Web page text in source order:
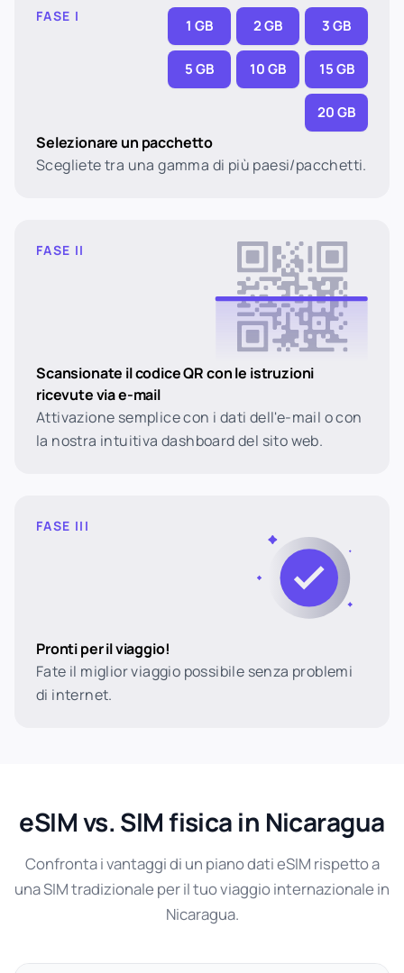
FASE I
1 GB 2 GB 3 GB
5 GB 10 GB 15 GB
20 GB
Selezionare un pacchetto
Scegliete tra una gamma di più paesi/pacchetti.
FASE II
Scansionate il codice QR con le istruzioni
ricevute via e-mail
Attivazione semplice con i dati dell'e-mail o con
la nostra intuitiva dashboard del sito web.
FASE III
Pronti per il viaggio!
Fate il miglior viaggio possibile senza problemi
di internet.
eSIM vs. SIM fisica in Nicaragua
Confronta i vantaggi di un piano dati eSIM rispetto a
una SIM tradizionale per il tuo viaggio internazionale in
Nicaragua.